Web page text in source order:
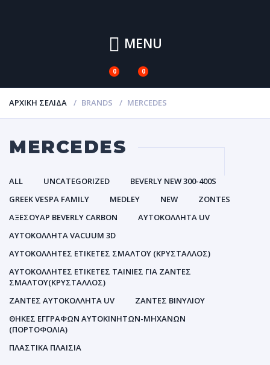
MENU
0 0
ΑΡΧΙΚΉ ΣΕΛΊΔΑ BRANDS MERCEDES
MERCEDES
ALL UNCATEGORIZED
BEVERLY NEW 300-400S
GREEK VESPA FAMILY
MEDLEY NEW
ZONTES
ΑΞΕΣΟΥΑΡ BEVERLY CARBON
ΑΥΤΟΚΌΛΛΗΤΑ UV
ΑΥΤΟΚΌΛΛΗΤΑ VACUUM 3D
ΑΥΤΟΚΌΛΛΗΤΕΣ ΕΤΙΚΈΤΕΣ ΣΜΆΛΤΟΥ (ΚΡΥΣΤΑΛΛΟΣ)
ΑΥΤΟΚΌΛΛΗΤΕΣ ΕΤΙΚΈΤΕΣ ΤΑΙΝΊΕΣ ΓΙΑ ΖΆΝΤΕΣ
ΣΜΆΛΤΟΥ(ΚΡΎΣΤΑΛΛΟΣ)
ΖΆΝΤΕΣ ΑΥΤΟΚΌΛΛΗΤΑ UV
ΖΆΝΤΕΣ ΒΙΝΥΛΊΟΥ
ΘΉΚΕΣ ΕΓΓΡΆΦΩΝ ΑΥΤΟΚΙΝΗΤΩΝ-ΜΗΧΑΝΩΝ
(ΠΟΡΤΟΦΌΛΙΑ)
ΠΛΑΣΤΙΚΆ ΠΛΑΊΣΙΑ